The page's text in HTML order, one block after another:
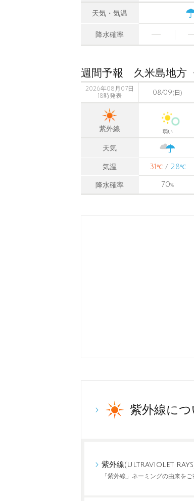
天気・気温
降水確率
週間予報 久米島地方
2026年08月07日
18時発表
08/09(日)
紫外線 弱い
天気
気温 31 ℃/ 28℃
降水確率 70%
紫外線につ
紫外線(ultraviolet rays)
「紫外線」ネーミングの由来を